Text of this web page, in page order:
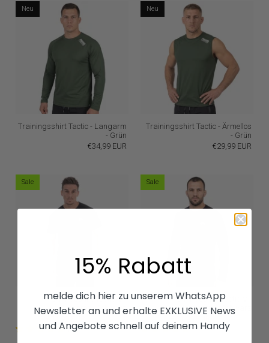
Neu
Trainingsshirt Tactic - Langarm
- Grün
€34,99 EUR
Neu
Trainingsshirt Tactic - Ärmellos
- Grün
€29,99 EUR
Sale
Trainingsshirt Tactic-V -
Kurzarm - Schwarz
19
Sale
Trainingsshirt Tactic-V -
Langarm - Schwarz
7
15% Rabatt
melde dich hier zu unserem WhatsApp
Newsletter an und erhalte EXKLUSIVE News
und Angebote schnell auf deinem Handy